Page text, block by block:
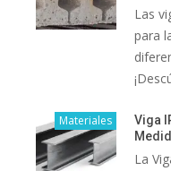
Las
para
Materiales
Viga
La